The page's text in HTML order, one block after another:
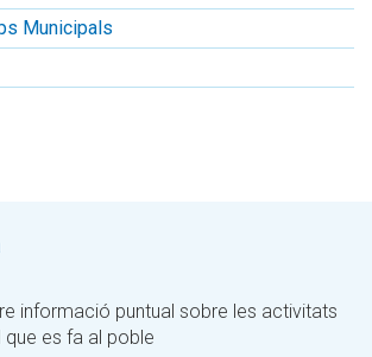
Municipals
informació puntual sobre les activitats
es fa al poble